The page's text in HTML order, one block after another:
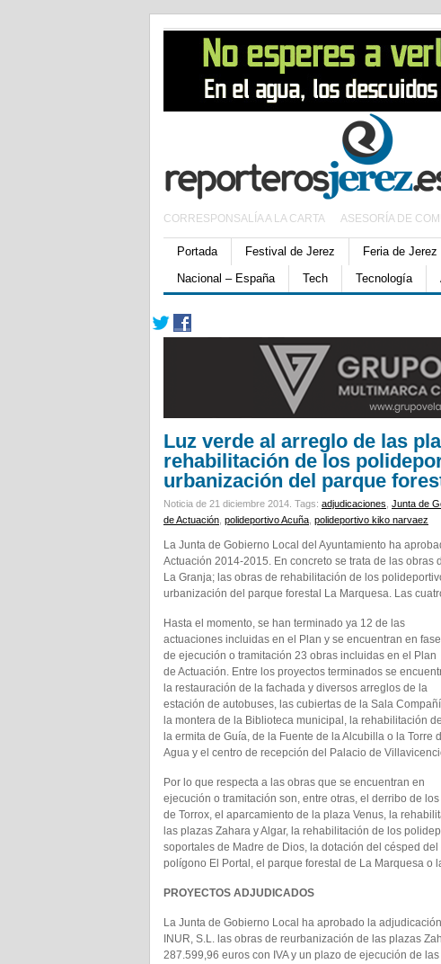
CORRESPONSALÍA A LA CARTA ASESORÍA DE
Portada Festival de Jerez Feria de Jerez
Nacional – España
Tech Tecnología
Luz verde al arreglo de las
rehabilitación de los
urbanización del parque
Noticia de 21 diciembre 2014. Tags: adjudicaciones Junta de
de Actuación polideportivo Acuña polideportivo kiko narvaez
La Junta de Gobierno Local del Ayuntamiento ha
Actuación 2014-2015. En concreto se trata de las
La Granja; las obras de rehabilitación de los
urbanización del parque forestal La Marquesa. Las
Hasta el momento, se han terminado ya 12 de las
actuaciones incluidas en el Plan y se encuentran en fase
de ejecución o tramitación 23 obras incluidas en el Plan
de Actuación. Entre los proyectos terminados se
la restauración de la fachada y diversos arreglos de la
estación de autobuses, las cubiertas de la Sala
la montera de la Biblioteca municipal, la rehabilitación de
la ermita de Guía, de la Fuente de la Alcubilla o la Torre
Agua y el centro de recepción del Palacio de
Por lo que respecta a las obras que se encuentran en
ejecución o tramitación son, entre otras, el derribo de
de Torrox, el aparcamiento de la plaza Venus, la
las plazas Zahara y Algar, la rehabilitación de los
soportales de Madre de Dios, la dotación del césped
polígono El Portal, el parque forestal de La Marquesa o
PROYECTOS ADJUDICADOS
La Junta de Gobierno Local ha aprobado la
INUR, S.L. las obras de reurbanización de las plazas
287.599,96 euros con IVA y un plazo de ejecución de